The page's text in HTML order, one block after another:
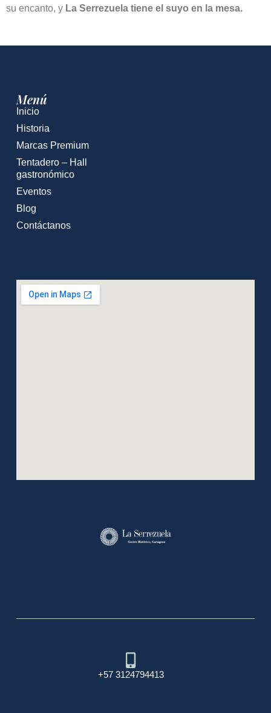
su encanto, y La Serrezuela tiene el suyo en la mesa.
Menú
Inicio
Historia
Marcas Premium
Tentadero – Hall
gastronómico
Eventos
Blog
Contáctanos
+57 3124794413